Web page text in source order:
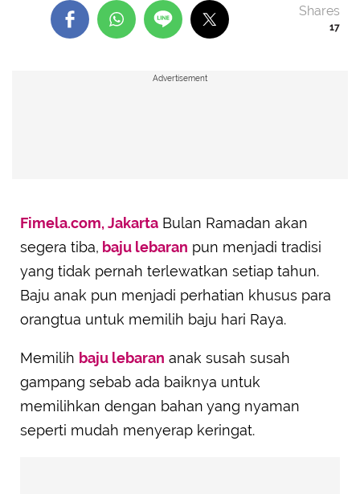
17
Shares
Advertisement
Fimela.com, Jakarta Bulan Ramadan akan
segera tiba, baju lebaran pun menjadi tradisi
yang tidak pernah terlewatkan setiap tahun.
Baju anak pun menjadi perhatian khusus para
orangtua untuk memilih baju hari Raya.
Memilih baju lebaran anak susah susah
gampang sebab ada baiknya untuk
memilihkan dengan bahan yang nyaman
seperti mudah menyerap keringat.